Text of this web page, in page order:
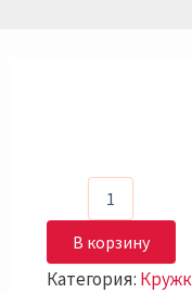
В корзину
Категория: